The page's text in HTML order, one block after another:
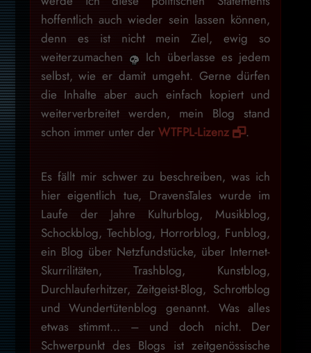
hoffentlich auch wieder sein lassen können,
denn es ist nicht mein Ziel, ewig so
weiterzumachen
Ich überlasse es jedem
selbst, wie er damit umgeht. Gerne dürfen
die Inhalte aber auch einfach kopiert und
weiterverbreitet werden, mein Blog stand
schon immer unter der WTFPL-Lizenz .
Es fällt mir schwer zu beschreiben, was ich
hier eigentlich tue, DravensTales wurde im
Laufe der Jahre Kulturblog, Musikblog,
Schockblog, Techblog, Horrorblog, Funblog,
ein Blog über Netzfundstücke, über Internet-
Skurrilitäten, Trashblog, Kunstblog,
Durchlauferhitzer, Zeitgeist-Blog, Schrottblog
und Wundertütenblog genannt. Was alles
etwas stimmt… – und doch nicht. Der
Schwerpunkt des Blogs ist zeitgenössische